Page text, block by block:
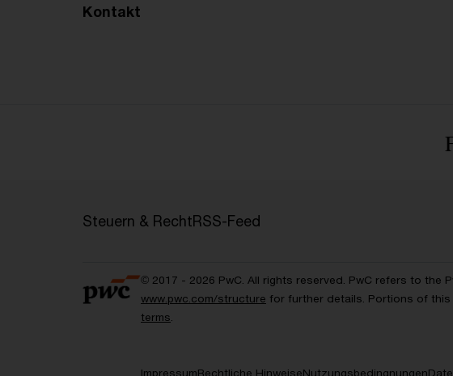
Kontakt
Steuern & RechtRSS-Feed
© 2017 - 2026 PwC. All rights reserved. PwC refers to the
www.pwc.com/structure for further details. Portions of
terms.
ImpressumRechtliche HinweiseNutzungsbedingnungen